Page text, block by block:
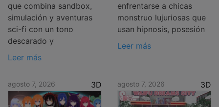
que combina sandbox,
simulación y aventuras
sci-fi con un tono
descarado y
Leer más
enfrentarse a chicas
monstruo lujuriosas que
usan hipnosis, posesión
Leer más
agosto 7, 2026 3D agosto 7, 2026 3D